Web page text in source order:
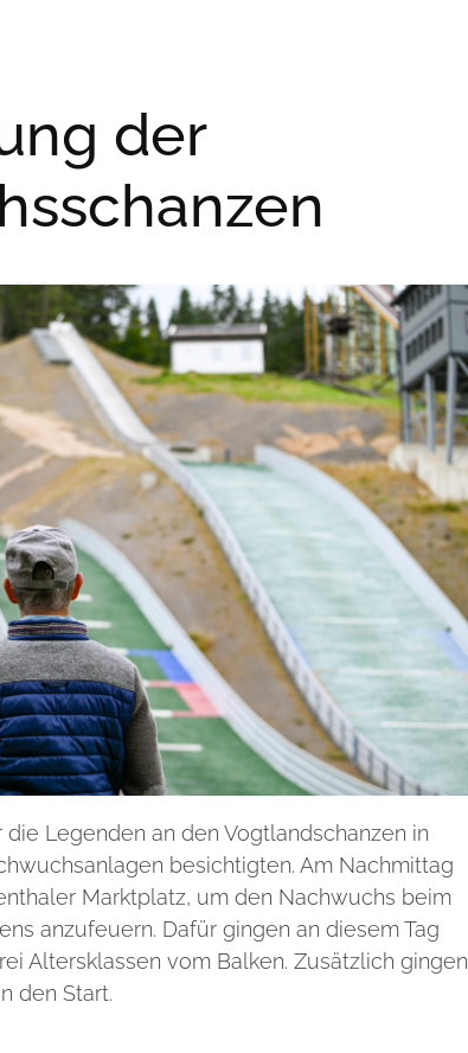
der
Legenden an den Vogtlandschanzen in
besichtigten. Am Nachmittag
Marktplatz, um den Nachwuchs beim
anzufeuern. Dafür gingen an diesem Tag
Altersklassen vom Balken. Zusätzlich gingen
den Start.